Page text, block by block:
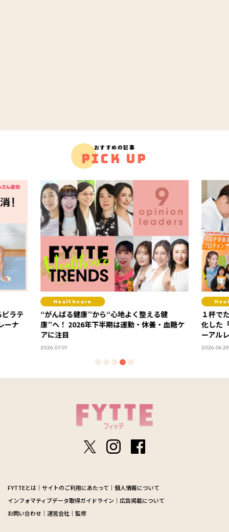
おすすめの記事
PICK UP
糖ケ
Healthcare
１杯でたんぱく質も栄養素も！ 読者の声で進
化した「ディアナチュラアクティブ」リニュ
ーアルレポート
2026.06.29
セミナ
感！ 「FYTTEウェルネスデイ」イベントレポ
ート
FYTTEとは サイトのご利用にあたって
個人情報について
インフォマティブデータ取得ガイドライン
広告掲載について
お問い合わせ
運営会社 監修